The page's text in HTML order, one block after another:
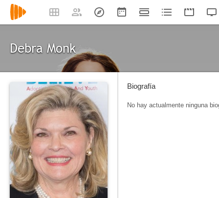
Debra Monk
Biografía
No hay actualmente ninguna